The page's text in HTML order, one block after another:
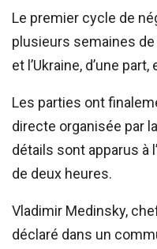
Le premier cycle de
plusieurs semaines
et l’Ukraine, d’une
Les parties ont
directe organisée par
détails sont apparus à
de deux heures.
Vladimir Medinsky,
déclaré dans un